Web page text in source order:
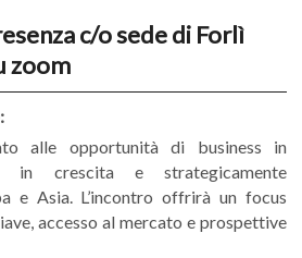
c/o sede di Forlì
zoom
alle opportunità di business in
in crescita e strategicamente
e Asia. L’incontro offrirà un focus
accesso al mercato e prospettive